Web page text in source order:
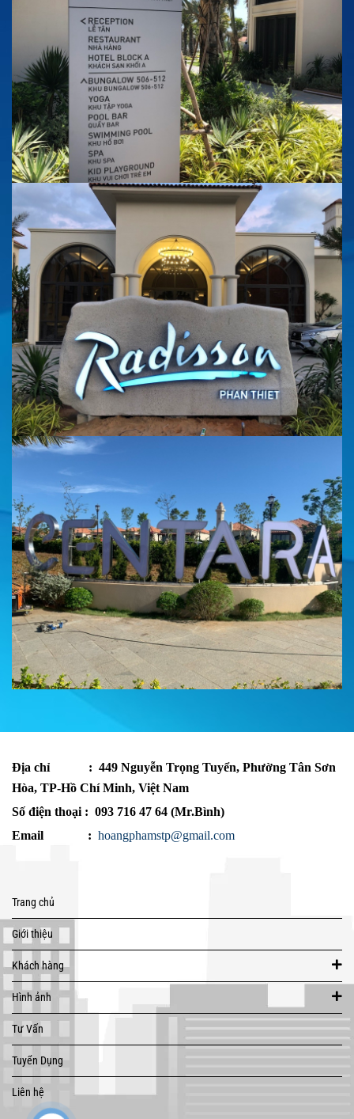
Địa chỉ
: 449 Nguyễn Trọng Tuyển, Phường Tân Sơn
Hòa, TP-Hồ Chí Minh, Việt Nam
Số điện thoại : 093 716 47 64 (Mr.Bình)
Email : hoangphamstp@gmail.com
Trang chủ
Giới thiệu
Khách hàng
Hình ảnh
Tư Vấn
Tuyển Dụng
Liên hệ